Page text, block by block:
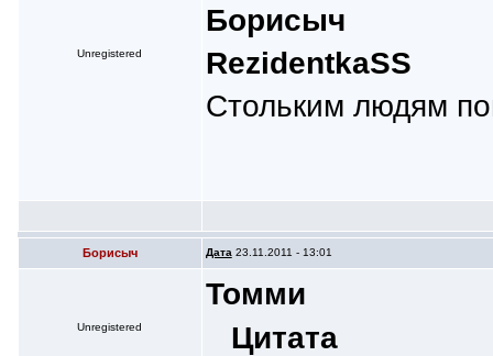
Unregistered
Борисыч
RezidentkaSS
Стольким людям
Борисыч Дата 23.11.2011 - 13:01
Unregistered
Томми
Цитата